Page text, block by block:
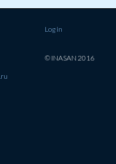
Log in
© INASAN 2016